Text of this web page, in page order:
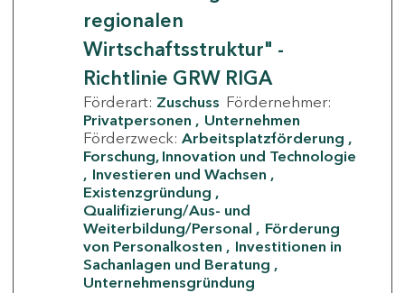
regionalen
Wirtschaftsstruktur" -
Richtlinie GRW RIGA
Förderart: Zuschuss Fördernehmer:
Privatpersonen
Unternehmen
Förderzweck: Arbeitsplatzförderung
Forschung, Innovation und Technologie
Investieren und Wachsen
Existenzgründung
Qualifizierung/Aus- und
Weiterbildung/Personal
Förderung
von Personalkosten
Investitionen in
Sachanlagen und Beratung
Unternehmensgründung